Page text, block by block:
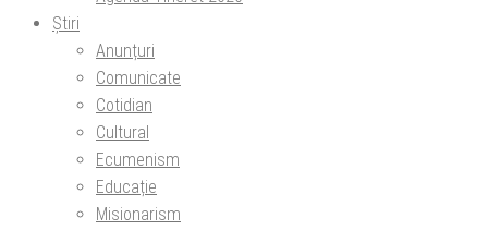
Știri
Anunțuri
Comunicate
Cotidian
Cultural
Ecumenism
Educație
Misionarism